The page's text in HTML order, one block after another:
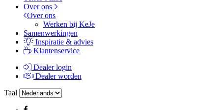
Over ons
Over ons
Werken bij KeJe
Samenwerkingen
Inspiratie & advies
Klantenservice
Dealer login
Dealer worden
Taal